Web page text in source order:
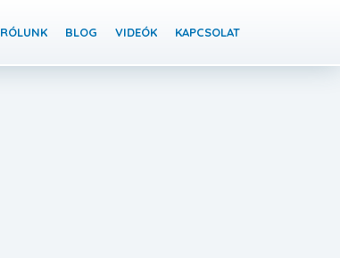
RÓLUNK BLOG VIDEÓK KAPCSOLAT